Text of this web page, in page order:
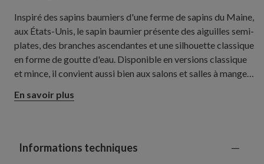
Inspiré des sapins baumiers d'une ferme de sapins du Maine,
aux États-Unis, le sapin baumier présente des aiguilles semi-
plates, des branches ascendantes et une silhouette classique
en forme de goutte d'eau. Disponible en versions classique
et mince, il convient aussi bien aux salons et salles à manger
En savoir plus
Informations techniques